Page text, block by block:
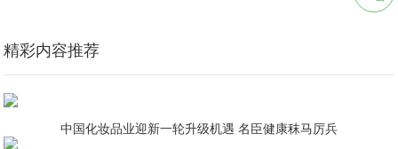
精彩内容推荐
中国化妆品业迎新一轮升级机遇 名臣健康秣马厉兵